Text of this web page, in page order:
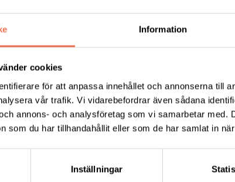
Information
cookies
för att anpassa innehållet och annonserna till
vår trafik. Vi vidarebefordrar även sådana
annons- och analysföretag som vi samarbetar med.
som du har tillhandahållit eller som de har samlat in
Inställningar
- 16.00.